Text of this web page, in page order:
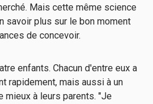
Mais cette même science
savoir plus sur le bon moment
de concevoir.
enfants. Chacun d'entre eux a
rapidement, mais aussi à un
mieux à leurs parents. "Je